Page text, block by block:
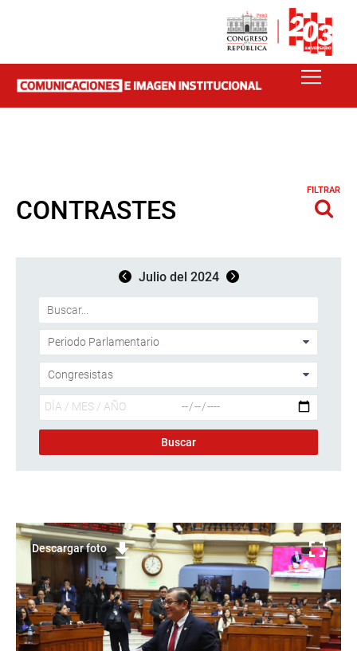
CONTRASTES
FILTRAR
Julio del 2024
Descargar foto